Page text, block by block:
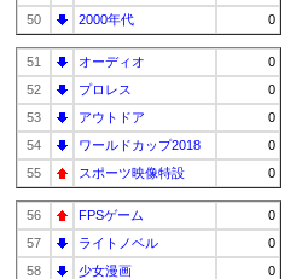
50
2000年代 0
51 オーディオ
0
52
プロレス
0
53
アウトドア
0
54
ワールドカップ2018
0
55
スポーツ映像特設 0
56 FPSゲーム
0
57
ライトノベル
0
58
少女漫画
0